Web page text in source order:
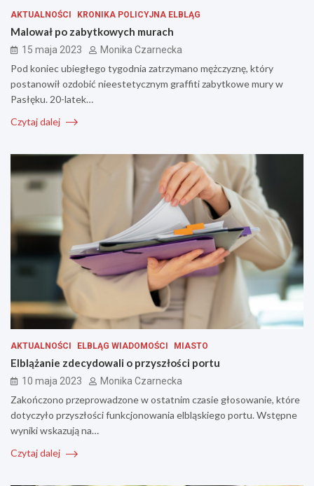
AKTUALNOŚCI KRONIKA POLICYJNA ELBLĄG
Malował po zabytkowych murach
15 maja 2023 Monika Czarnecka
Pod koniec ubiegłego tygodnia zatrzymano mężczyznę, który
postanowił ozdobić nieestetycznym graffiti zabytkowe mury w
Pasłęku. 20-latek…
Czytaj dalej
AKTUALNOŚCI ELBLĄG WIADOMOŚCI MIASTO
Elblążanie zdecydowali o przyszłości portu
10 maja 2023 Monika Czarnecka
Zakończono przeprowadzone w ostatnim czasie głosowanie, które
dotyczyło przyszłości funkcjonowania elbląskiego portu. Wstępne
wyniki wskazują na…
Czytaj dalej